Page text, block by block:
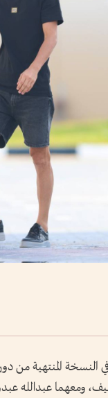
النسخة المنتهية
ومعهما عبدالله